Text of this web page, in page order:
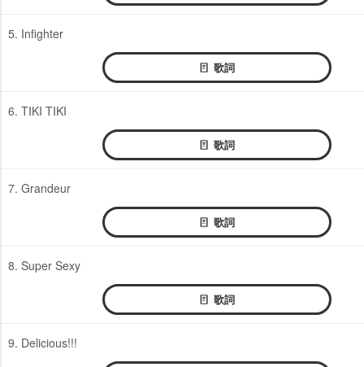
5. Infighter
歌詞
6. TIKI TIKI
歌詞
7. Grandeur
歌詞
8. Super Sexy
歌詞
9. Delicious!!!